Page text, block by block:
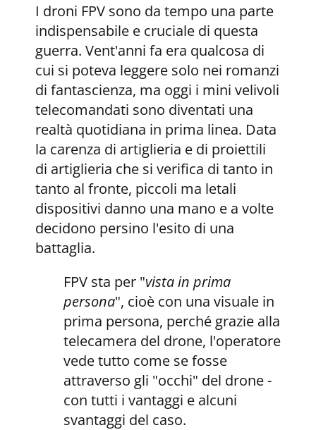
I droni FPV sono da tempo una parte
indispensabile e cruciale di questa
guerra. Vent'anni fa era qualcosa di
cui si poteva leggere solo nei romanzi
di fantascienza, ma oggi i mini velivoli
telecomandati sono diventati una
realtà quotidiana in prima linea. Data
la carenza di artiglieria e di proiettili
di artiglieria che si verifica di tanto in
tanto al fronte, piccoli ma letali
dispositivi danno una mano e a volte
decidono persino l'esito di una
battaglia.
FPV sta per "vista in prima
persona", cioè con una visuale in
prima persona, perché grazie alla
telecamera del drone, l'operatore
vede tutto come se fosse
attraverso gli "occhi" del drone -
con tutti i vantaggi e alcuni
svantaggi del caso.